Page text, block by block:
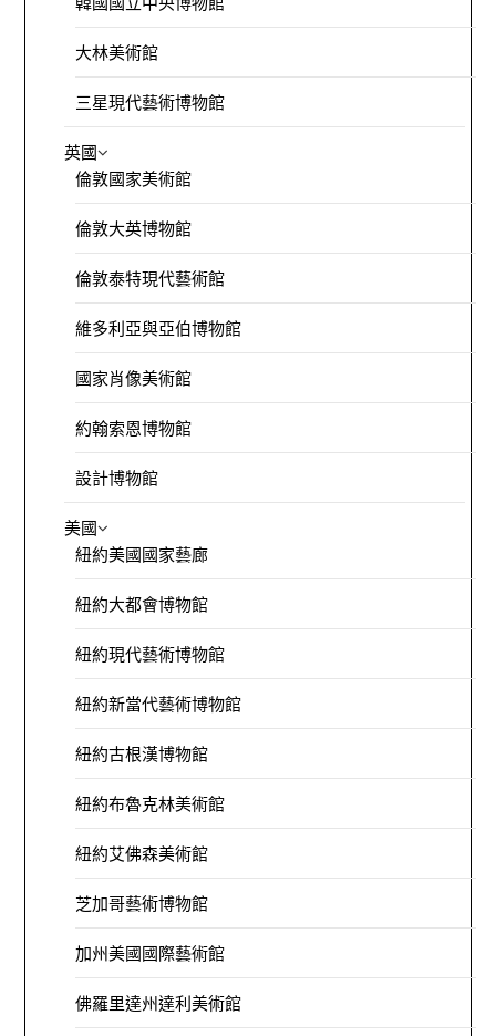
大林美術館
三星現代藝術博物館
英國
倫敦國家美術館
倫敦大英博物館
倫敦泰特現代藝術館
維多利亞與亞伯博物館
國家肖像美術館
約翰索恩博物館
設計博物館
美國
紐約美國國家藝廊
紐約大都會博物館
紐約現代藝術博物館
紐約新當代藝術博物館
紐約古根漢博物館
紐約布魯克林美術館
紐約艾佛森美術館
芝加哥藝術博物館
加州美國國際藝術館
佛羅里達州達利美術館